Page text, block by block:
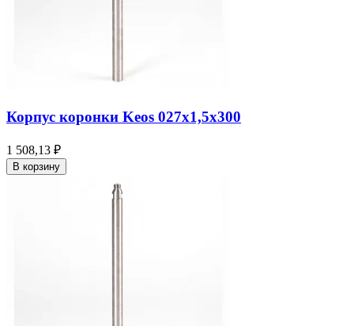
Корпус коронки Keos 027x1,5x300
1 508,13 ₽
В корзину